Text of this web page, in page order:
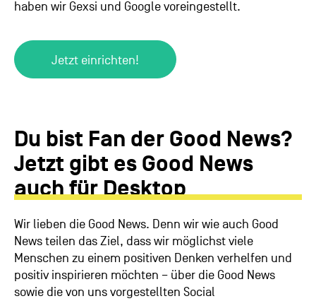
haben wir Gexsi und Google voreingestellt.
Jetzt einrichten!
Du bist Fan der Good News?
Jetzt gibt es Good News
auch für Desktop
Wir lieben die Good News. Denn wir wie auch Good
News teilen das Ziel, dass wir möglichst viele
Menschen zu einem positiven Denken verhelfen und
positiv inspirieren möchten – über die Good News
sowie die von uns vorgestellten Social